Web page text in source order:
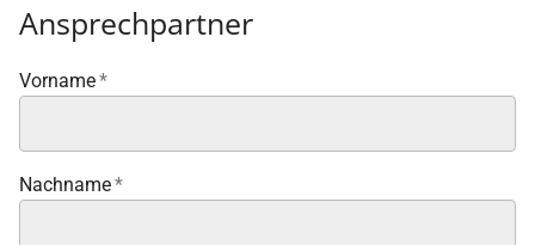
Ansprechpartner
Vorname*
Nachname*